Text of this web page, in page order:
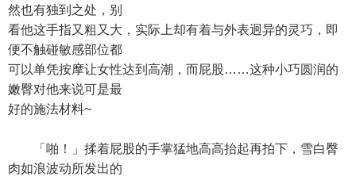
然也有独到之处，别
看他这手指又粗又大，实际上却有着与外表迥异的灵巧，即
便不触碰敏感部位都
可以单凭按摩让女性达到高潮，而屁股……这种小巧圆润的
嫩臀对他来说可是最
好的施法材料~
「啪！」揉着屁股的手掌猛地高高抬起再拍下，雪白臀
肉如浪波动所发出的